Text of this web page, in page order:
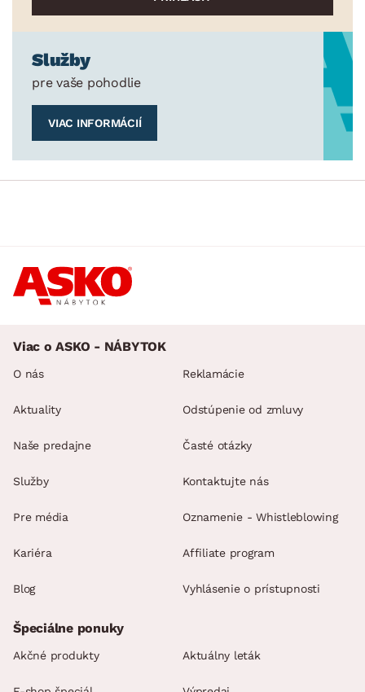
Služby
pre vaše pohodlie
VIAC INFORMÁCIÍ
Viac o ASKO - NÁBYTOK
O nás
Aktuality
Naše predajne
Služby
Pre média
Kariéra
Blog
Reklamácie
Odstúpenie od zmluvy
Časté otázky
Kontaktujte nás
Oznamenie - Whistleblowing
Affiliate program
Vyhlásenie o prístupnosti
Špeciálne ponuky
Akčné produkty Aktuálny leták